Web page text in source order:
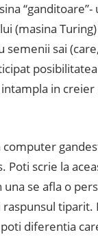
(masina
sai
in
computer
Poti scrie la
se afla o
diferentia